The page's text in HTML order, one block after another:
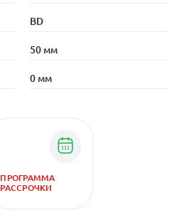
BD
50 мм
0 мм
ПРОГРАММА
РАССРОЧКИ